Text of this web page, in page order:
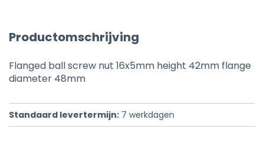
Productomschrijving
Flanged ball screw nut 16x5mm height 42mm flange
diameter 48mm
Standaard levertermijn: 7 werkdagen